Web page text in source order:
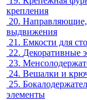
крепления
20.
выдвижения
21. Емкости для
22. Декоративные
23.
24. Вешалки и
25.
элементы